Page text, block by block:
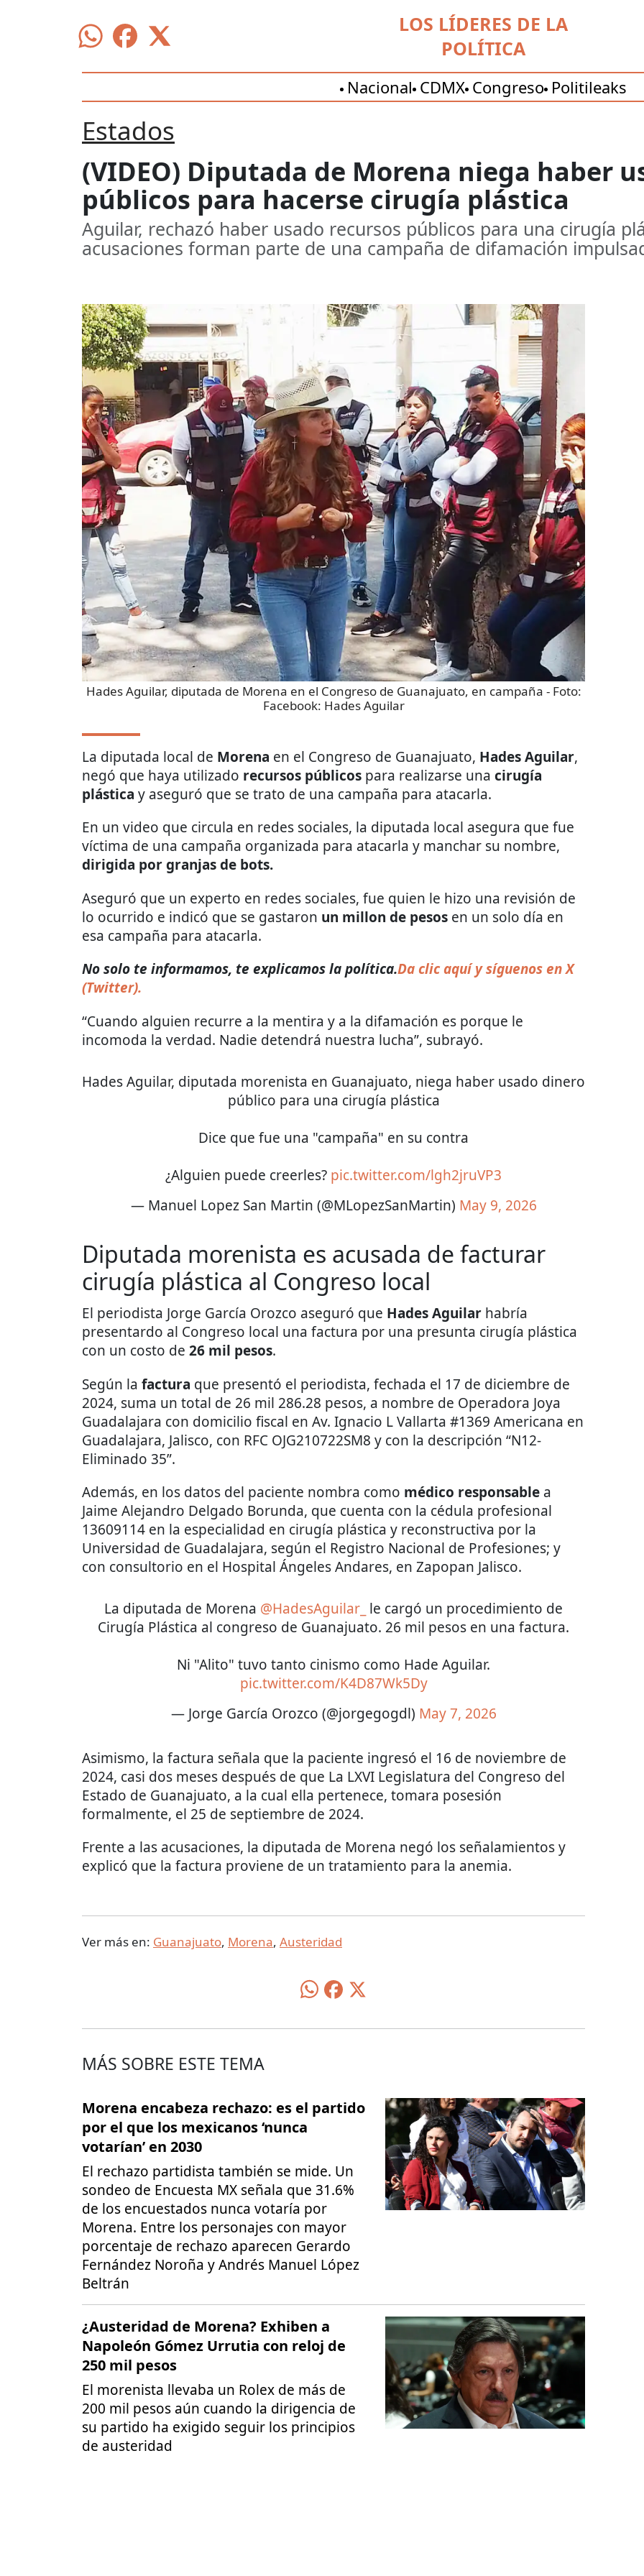
LOS LÍDERES DE LA
POLÍTICA
Nacional CDMX Congreso Politileaks
Estados
(VIDEO) Diputada de Morena niega haber
públicos para hacerse cirugía plástica
Aguilar, rechazó haber usado recursos públicos para una cirugía
acusaciones forman parte de una campaña de difamación
Hades Aguilar, diputada de Morena en el Congreso de Guanajuato, en campaña - Foto:
Facebook: Hades Aguilar
La diputada local de Morena en el Congreso de Guanajuato, Hades Aguilar,
negó que haya utilizado recursos públicos para realizarse una cirugía
plástica y aseguró que se trato de una campaña para atacarla.
En un video que circula en redes sociales, la diputada local asegura que fue
víctima de una campaña organizada para atacarla y manchar su nombre,
dirigida por granjas de bots.
Aseguró que un experto en redes sociales, fue quien le hizo una revisión de
lo ocurrido e indicó que se gastaron un millon de pesos en un solo día en
esa campaña para atacarla.
No solo te informamos, te explicamos la política.Da clic aquí y síguenos en X
(Twitter).
“Cuando alguien recurre a la mentira y a la difamación es porque le
incomoda la verdad. Nadie detendrá nuestra lucha”, subrayó.
Hades Aguilar, diputada morenista en Guanajuato, niega haber usado dinero
público para una cirugía plástica
Dice que fue una "campaña" en su contra
¿Alguien puede creerles? pic.twitter.com/lgh2jruVP3
— Manuel Lopez San Martin (@MLopezSanMartin) May 9, 2026
Diputada morenista es acusada de facturar
cirugía plástica al Congreso local
El periodista Jorge García Orozco aseguró que Hades Aguilar habría
presentardo al Congreso local una factura por una presunta cirugía plástica
con un costo de 26 mil pesos.
Según la factura que presentó el periodista, fechada el 17 de diciembre de
2024, suma un total de 26 mil 286.28 pesos, a nombre de Operadora Joya
Guadalajara con domicilio fiscal en Av. Ignacio L Vallarta #1369 Americana en
Guadalajara, Jalisco, con RFC OJG210722SM8 y con la descripción “N12-
Eliminado 35”.
Además, en los datos del paciente nombra como médico responsable a
Jaime Alejandro Delgado Borunda, que cuenta con la cédula profesional
13609114 en la especialidad en cirugía plástica y reconstructiva por la
Universidad de Guadalajara, según el Registro Nacional de Profesiones; y
con consultorio en el Hospital Ángeles Andares, en Zapopan Jalisco.
La diputada de Morena @HadesAguilar_ le cargó un procedimiento de
Cirugía Plástica al congreso de Guanajuato. 26 mil pesos en una factura.
Ni "Alito" tuvo tanto cinismo como Hade Aguilar.
pic.twitter.com/K4D87Wk5Dy
— Jorge García Orozco (@jorgegogdl) May 7, 2026
Asimismo, la factura señala que la paciente ingresó el 16 de noviembre de
2024, casi dos meses después de que La LXVI Legislatura del Congreso del
Estado de Guanajuato, a la cual ella pertenece, tomara posesión
formalmente, el 25 de septiembre de 2024.
Frente a las acusaciones, la diputada de Morena negó los señalamientos y
explicó que la factura proviene de un tratamiento para la anemia.
Ver más en: Guanajuato, Morena, Austeridad
MÁS SOBRE ESTE TEMA
Morena encabeza rechazo: es el partido
por el que los mexicanos ‘nunca
votarían’ en 2030
El rechazo partidista también se mide. Un
sondeo de Encuesta MX señala que 31.6%
de los encuestados nunca votaría por
Morena. Entre los personajes con mayor
porcentaje de rechazo aparecen Gerardo
Fernández Noroña y Andrés Manuel López
Beltrán
¿Austeridad de Morena? Exhiben a
Napoleón Gómez Urrutia con reloj de
250 mil pesos
El morenista llevaba un Rolex de más de
200 mil pesos aún cuando la dirigencia de
su partido ha exigido seguir los principios
de austeridad